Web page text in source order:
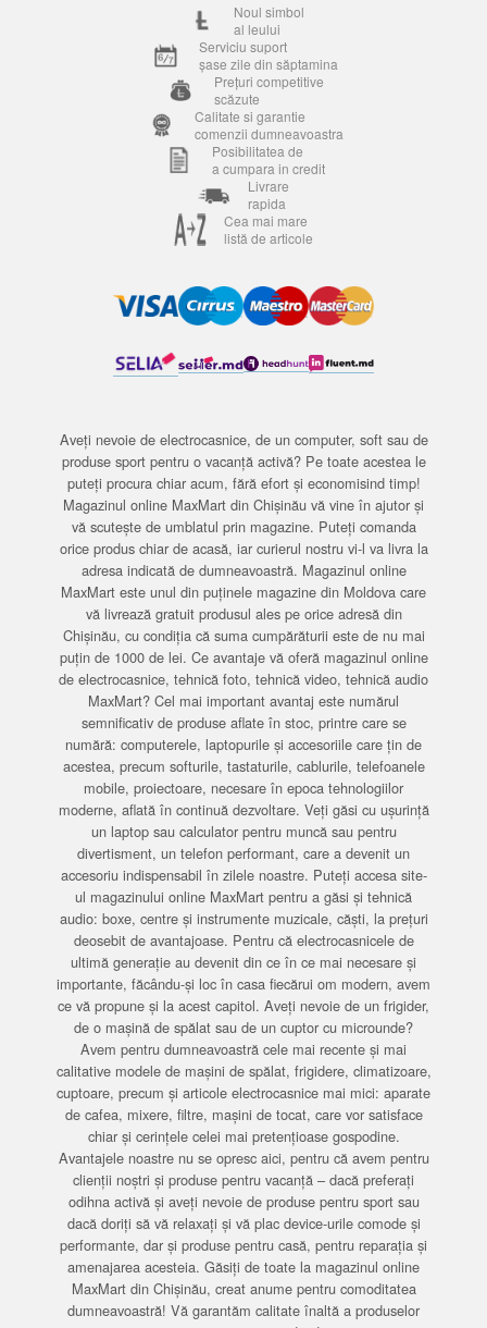
Noul simbol
al leului
Serviciu suport
șase zile din săptamina
Prețuri competitive
scăzute
Calitate si garantie
comenzii dumneavoastra
Posibilitatea de
a cumpara in credit
Livrare
rapida
Cea mai mare
listă de articole
Aveți nevoie de electrocasnice, de un computer, soft sau de
produse sport pentru o vacanță activă? Pe toate acestea le
puteți procura chiar acum, fără efort și economisind timp!
Magazinul online MaxMart din Chișinău vă vine în ajutor și
vă scutește de umblatul prin magazine. Puteți comanda
orice produs chiar de acasă, iar curierul nostru vi-l va livra la
adresa indicată de dumneavoastră. Magazinul online
MaxMart este unul din puținele magazine din Moldova care
vă livrează gratuit produsul ales pe orice adresă din
Chișinău, cu condiția că suma cumpărăturii este de nu mai
puțin de 1000 de lei. Ce avantaje vă oferă magazinul online
de electrocasnice, tehnică foto, tehnică video, tehnică audio
MaxMart? Cel mai important avantaj este numărul
semnificativ de produse aflate în stoc, printre care se
numără: computerele, laptopurile și accesoriile care țin de
acestea, precum softurile, tastaturile, cablurile, telefoanele
mobile, proiectoare, necesare în epoca tehnologiilor
moderne, aflată în continuă dezvoltare. Veți găsi cu ușurință
un laptop sau calculator pentru muncă sau pentru
divertisment, un telefon performant, care a devenit un
accesoriu indispensabil în zilele noastre. Puteți accesa site-
ul magazinului online MaxMart pentru a găsi și tehnică
audio: boxe, centre și instrumente muzicale, căști, la prețuri
deosebit de avantajoase. Pentru că electrocasnicele de
ultimă generație au devenit din ce în ce mai necesare și
importante, făcându-și loc în casa fiecărui om modern, avem
ce vă propune și la acest capitol. Aveți nevoie de un frigider,
de o mașină de spălat sau de un cuptor cu microunde?
Avem pentru dumneavoastră cele mai recente și mai
calitative modele de mașini de spălat, frigidere, climatizoare,
cuptoare, precum și articole electrocasnice mai mici: aparate
de cafea, mixere, filtre, mașini de tocat, care vor satisface
chiar și cerințele celei mai pretențioase gospodine.
Avantajele noastre nu se opresc aici, pentru că avem pentru
clienții noștri și produse pentru vacanță – dacă preferați
odihna activă și aveți nevoie de produse pentru sport sau
dacă doriți să vă relaxați și vă plac device-urile comode și
performante, dar și produse pentru casă, pentru reparația și
amenajarea acesteia. Găsiți de toate la magazinul online
MaxMart din Chișinău, creat anume pentru comoditatea
dumneavoastră! Vă garantăm calitate înaltă a produselor